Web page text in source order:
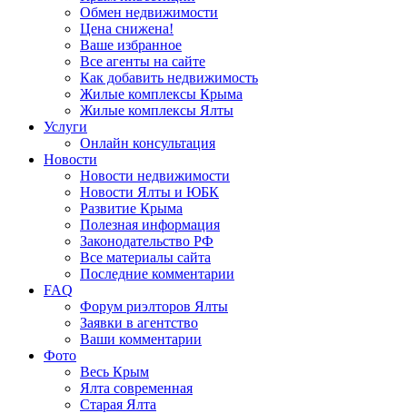
Обмен недвижимости
Цена снижена!
Ваше избранное
Все агенты на сайте
Как добавить недвижимость
Жилые комплексы Крыма
Жилые комплексы Ялты
Услуги
Онлайн консультация
Новости
Новости недвижимости
Новости Ялты и ЮБК
Развитие Крыма
Полезная информация
Законодательство РФ
Все материалы сайта
Последние комментарии
FAQ
Форум риэлторов Ялты
Заявки в агентство
Ваши комментарии
Фото
Весь Крым
Ялта современная
Старая Ялта